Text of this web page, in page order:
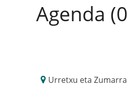
Agenda
Urretxu eta